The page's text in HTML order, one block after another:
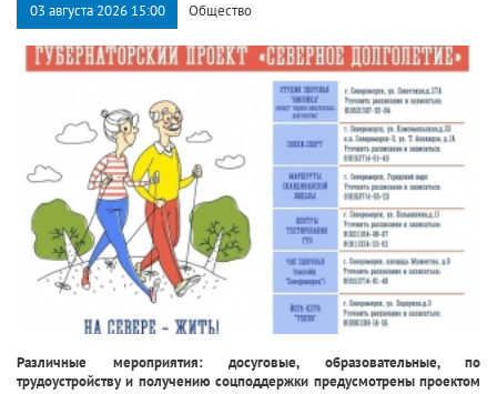
03 августа 2026 15:00 Общество
Различные мероприятия: досуговые, образовательные, по
трудоустройству и получению соцподдержки предусмотрены проектом